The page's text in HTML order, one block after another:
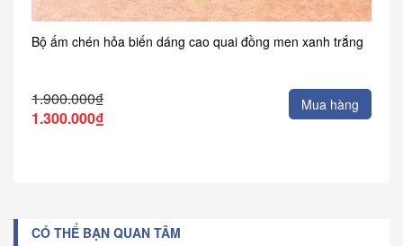
Bộ ấm chén hỏa biến dáng cao quai đồng men xanh trắng
1.900.000₫
1.300.000₫
Mua hàng
CÓ THỂ BẠN QUAN TÂM